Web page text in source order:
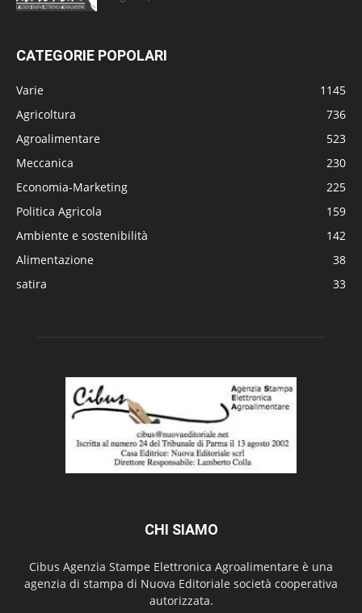
CATEGORIE POPOLARI
Varie
1145
Agricoltura
736
Agroalimentare
523
Meccanica
230
Economia-Marketing
225
Politica Agricola
159
Ambiente e sostenibilità
142
Alimentazione
38
satira
33
CHI SIAMO
Cibus Agenzia Stampe Elettronica Agroalimentare è una
agenzia di stampa di Nuova Editoriale società cooperativa
autorizzata.